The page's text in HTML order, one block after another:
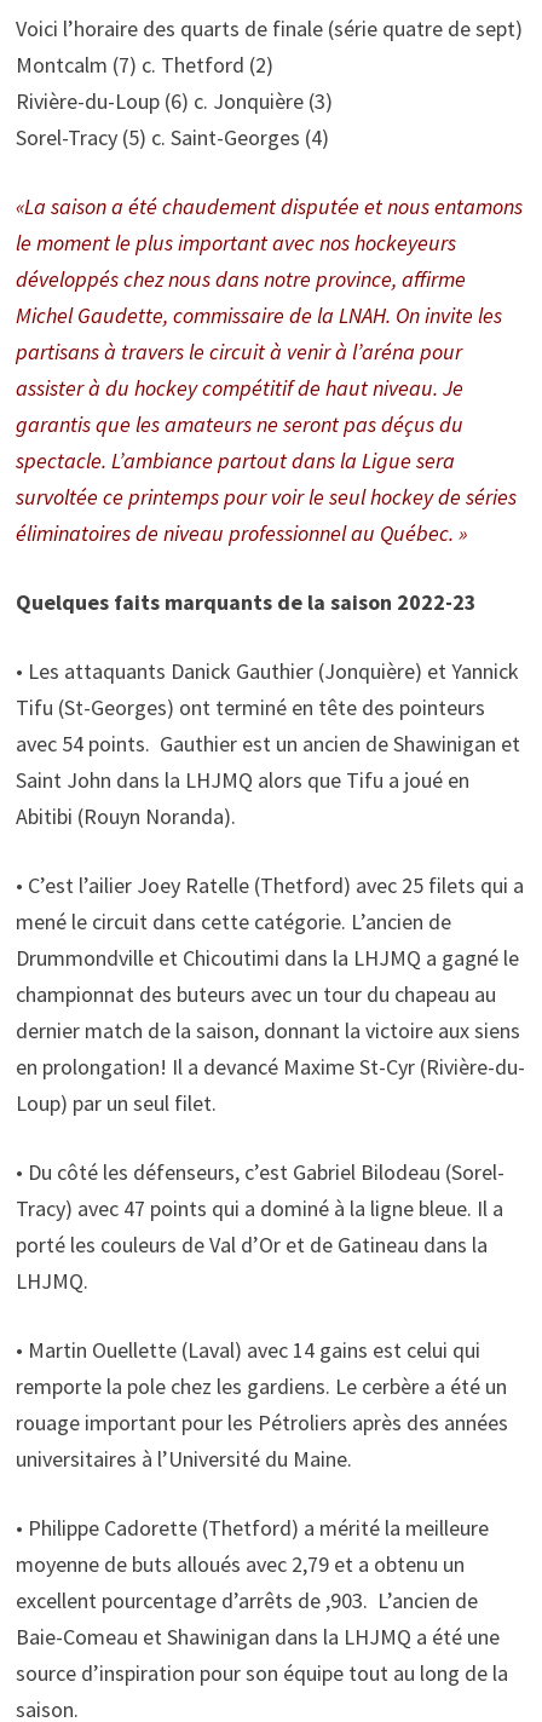
Voici l’horaire des quarts de finale (série quatre de sept)
Montcalm (7) c. Thetford (2)
Rivière-du-Loup (6) c. Jonquière (3)
Sorel-Tracy (5) c. Saint-Georges (4)
«La saison a été chaudement disputée et nous entamons
le moment le plus important avec nos hockeyeurs
développés chez nous dans notre province, affirme
Michel Gaudette, commissaire de la LNAH. On invite les
partisans à travers le circuit à venir à l’aréna pour
assister à du hockey compétitif de haut niveau. Je
garantis que les amateurs ne seront pas déçus du
spectacle. L’ambiance partout dans la Ligue sera
survoltée ce printemps pour voir le seul hockey de séries
éliminatoires de niveau professionnel au Québec. »
Quelques faits marquants de la saison 2022-23
• Les attaquants Danick Gauthier (Jonquière) et Yannick
Tifu (St-Georges) ont terminé en tête des pointeurs
avec 54 points. Gauthier est un ancien de Shawinigan et
Saint John dans la LHJMQ alors que Tifu a joué en
Abitibi (Rouyn Noranda).
• C’est l’ailier Joey Ratelle (Thetford) avec 25 filets qui a
mené le circuit dans cette catégorie. L’ancien de
Drummondville et Chicoutimi dans la LHJMQ a gagné le
championnat des buteurs avec un tour du chapeau au
dernier match de la saison, donnant la victoire aux siens
en prolongation! Il a devancé Maxime St-Cyr (Rivière-du-
Loup) par un seul filet.
• Du côté les défenseurs, c’est Gabriel Bilodeau (Sorel-
Tracy) avec 47 points qui a dominé à la ligne bleue. Il a
porté les couleurs de Val d’Or et de Gatineau dans la
LHJMQ.
• Martin Ouellette (Laval) avec 14 gains est celui qui
remporte la pole chez les gardiens. Le cerbère a été un
rouage important pour les Pétroliers après des années
universitaires à l’Université du Maine.
• Philippe Cadorette (Thetford) a mérité la meilleure
moyenne de buts alloués avec 2,79 et a obtenu un
excellent pourcentage d’arrêts de ,903. L’ancien de
Baie-Comeau et Shawinigan dans la LHJMQ a été une
source d’inspiration pour son équipe tout au long de la
saison.